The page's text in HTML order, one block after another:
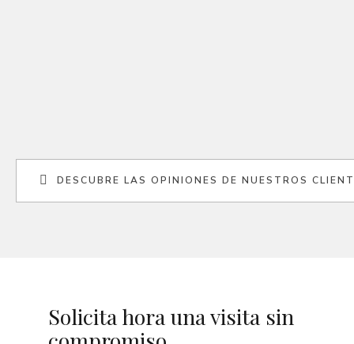
DESCUBRE LAS OPINIONES DE NUESTROS
Solicita hora una visita sin